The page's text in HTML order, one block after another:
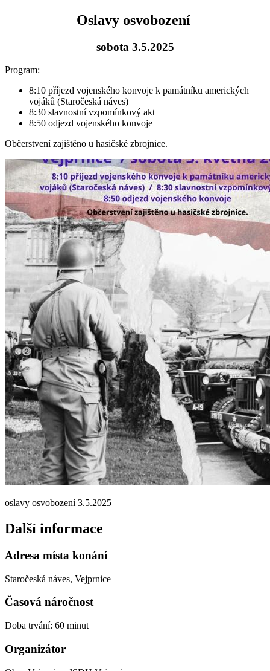
Oslavy osvobození
sobota 3.5.2025
Program:
8:10 příjezd vojenského konvoje k památníku amerických
vojáků (Staročeská náves)
8:30 slavnostní vzpomínkový akt
8:50 odjezd vojenského konvoje
Občerstvení zajištěno u hasičské zbrojnice.
oslavy osvobození 3.5.2025
Další informace
Adresa místa konání
Staročeská náves, Vejprnice
Časová náročnost
Doba trvání: 60 minut
Organizátor